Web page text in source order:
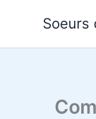
Soeurs